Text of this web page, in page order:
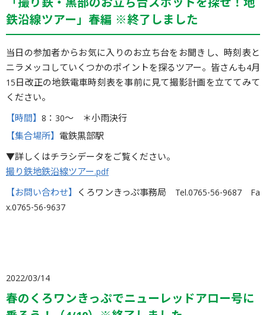
「撮り鉄・黒部のお立ち台スポットを探せ！地
鉄沿線ツアー」春編 ※終了しました
当日の参加者からお気に入りのお立ち台をお聞きし、時刻表と
ニラメッコしていくつかのポイントを探るツアー。皆さんも4月
15日改正の地鉄電車時刻表を事前に見て撮影計画を立ててみて
ください。
【時間】 8：30〜 ＊小雨決行
【集合場所】 電鉄黒部駅
▼詳しくはチラシデータをご覧ください。
撮り鉄地鉄沿線ツアー.pdf
【お問い合わせ】 くろワンきっぷ事務局 Tel.0765-56-9687 Fa
x.0765-56-9637
2022/03/14
春のくろワンきっぷでニューレッドアロー号に